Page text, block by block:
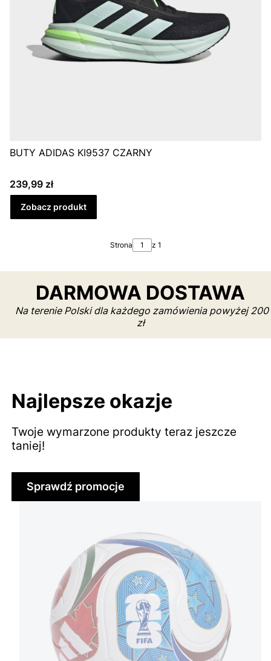
BUTY ADIDAS KI9537 CZARNY
Cena
239,99 zł
Zobacz produkt
Strona z 1
DARMOWA DOSTAWA
Na terenie Polski dla każdego zamówienia powyżej 200
zł
Najlepsze okazje
Twoje wymarzone produkty teraz jeszcze
taniej!
Sprawdź promocje